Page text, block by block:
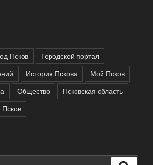
Псков
Городской портал
История Пскова
Мой Псков
Общество
Псковская область
Псков